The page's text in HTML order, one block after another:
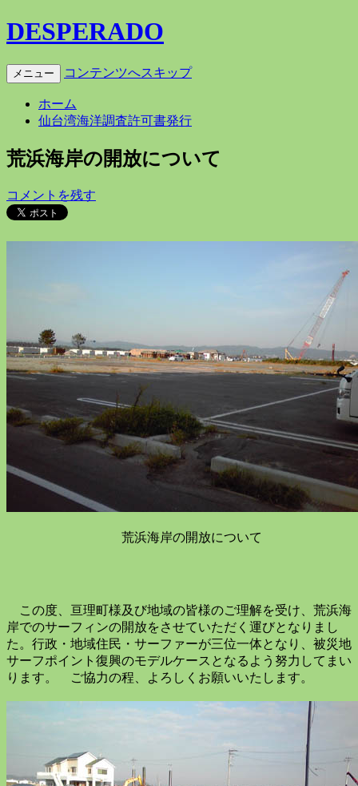
DESPERADO
メニュー コンテンツへスキップ
ホーム
仙台湾海洋調査許可書発行
荒浜海岸の開放について
コメントを残す
荒浜海岸の開放について
この度、亘理町様及び地域の皆様のご理解を受け、荒浜海
岸でのサーフィンの開放をさせていただく運びとなりまし
た。行政・地域住民・サーファーが三位一体となり、被災地
サーフポイント復興のモデルケースとなるよう努力してまい
ります。
ご協力の程、よろしくお願いいたします。